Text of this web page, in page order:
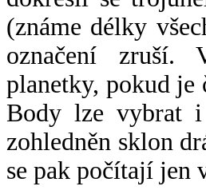
(známe délky
označení zruší.
planetky, pokud
Body lze vybrat
zohledněn sklon
se pak počítají jen